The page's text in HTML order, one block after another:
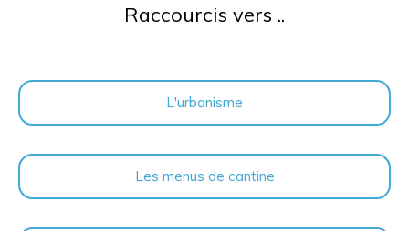
Raccourcis vers ..
L'urbanisme
Les menus de cantine